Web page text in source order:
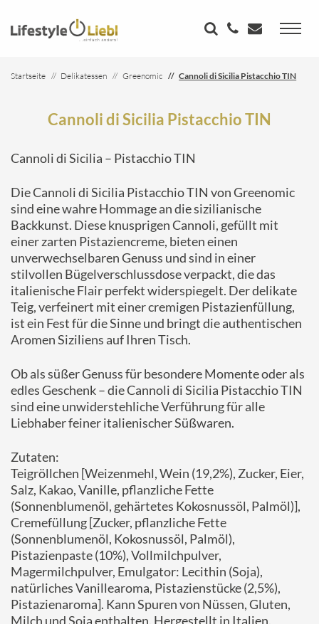
Startseite Delikatessen Greenomic Cannoli di Sicilia Pistacchio TIN
Cannoli di Sicilia Pistacchio TIN
Cannoli di Sicilia – Pistacchio TIN
Die Cannoli di Sicilia Pistacchio TIN von Greenomic
sind eine wahre Hommage an die sizilianische
Backkunst. Diese knusprigen Cannoli, gefüllt mit
einer zarten Pistaziencreme, bieten einen
unverwechselbaren Genuss und sind in einer
stilvollen Bügelverschlussdose verpackt, die das
italienische Flair perfekt widerspiegelt. Der delikate
Teig, verfeinert mit einer cremigen Pistazienfüllung,
ist ein Fest für die Sinne und bringt die authentischen
Aromen Siziliens auf Ihren Tisch.
Ob als süßer Genuss für besondere Momente oder als
edles Geschenk – die Cannoli di Sicilia Pistacchio TIN
sind eine unwiderstehliche Verführung für alle
Liebhaber feiner italienischer Süßwaren.
Zutaten:
Teigröllchen [Weizenmehl, Wein (19,2%), Zucker, Eier,
Salz, Kakao, Vanille, pflanzliche Fette
(Sonnenblumenöl, gehärtetes Kokosnussöl, Palmöl)],
Cremefüllung [Zucker, pflanzliche Fette
(Sonnenblumenöl, Kokosnussöl, Palmöl),
Pistazienpaste (10%), Vollmilchpulver,
Magermilchpulver, Emulgator: Lecithin (Soja),
natürliches Vanillearoma, Pistazienstücke (2,5%),
Pistazienaroma]. Kann Spuren von Nüssen, Gluten,
Milch und Soja enthalten. Hergestellt in Italien.